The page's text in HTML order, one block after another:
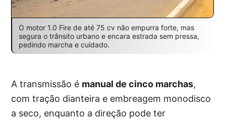
O motor 1.0 Fire de até 75 cv não empurra forte, mas
segura o trânsito urbano e encara estrada sem pressa,
pedindo marcha e cuidado.
A transmissão é manual de cinco marchas,
com tração dianteira e embreagem monodisco
a seco, enquanto a direção pode ter